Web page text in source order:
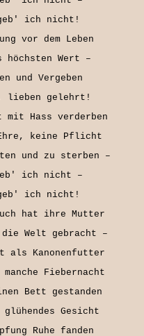
geb' ich nicht!
vor dem Leben
Wert –
und Vergeben
lieben gelehrt!
Hass verderben
keine Pflicht
und zu sterben –
ich nicht –
geb' ich nicht!
hat ihre Mutter
Welt gebracht –
als Kanonenfutter
Fiebernacht
Bett gestanden
Gesicht
Ruhe fanden